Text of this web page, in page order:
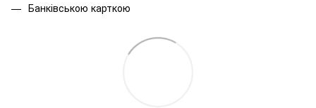
Банківською карткою